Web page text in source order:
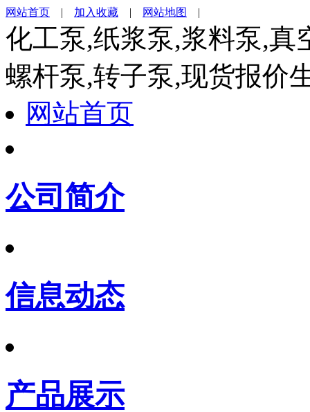
网站首页 | 加入收藏 | 网站地图 |
化工泵,纸浆泵,浆料泵,真
螺杆泵,转子泵,现货报价
网站首页
公司简介
信息动态
产品展示